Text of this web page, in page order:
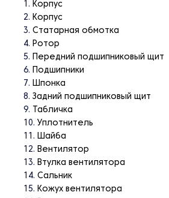
Корпус
Корпус
Статарная обмотка
Ротор
Передний подшипниковый щит
Подшипники
Шпонка
Задний подшипниковый щит
Табличка
Уплотнитель
Шайба
Вентилятор
Втулка вентилятора
Сальник
Кожух вентилятора